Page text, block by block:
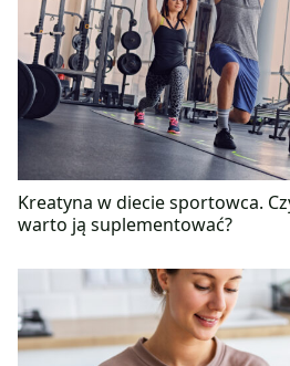
Kreatyna w diecie sportowca.
warto ją suplementować?